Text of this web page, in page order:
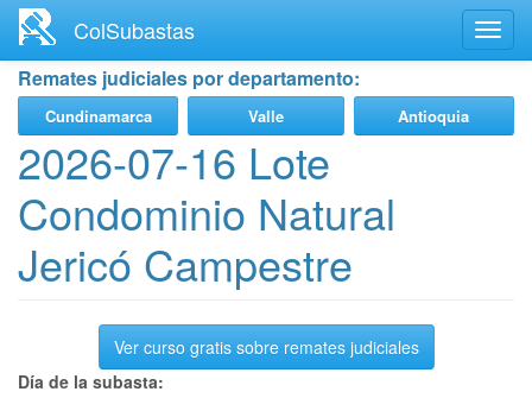
contenido
principal
ColSubastas
Remates judiciales por departamento:
Cundinamarca Valle Antioquia
2026-07-16 Lote
Condominio Natural
Jericó Campestre
Ver curso gratis sobre remates judiciales
Día de la subasta: